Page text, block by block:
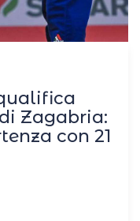
Zagabria:
con 21